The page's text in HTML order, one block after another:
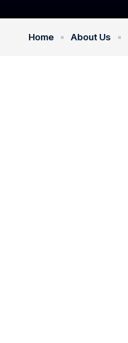
Home About Us